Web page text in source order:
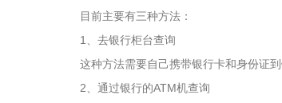
目前主要有三种方法：
1、去银行柜台查询
这种方法需要自己携带银行卡和身份证到
2、通过银行的ATM机查询